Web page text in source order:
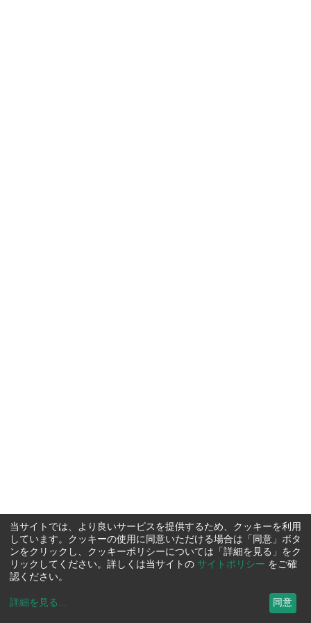
当サイトでは、より良いサービスを提供するため、クッキーを利用
しています。クッキーの使用に同意いただける場合は「同意」ボタ
ンをクリックし、クッキーポリシーについては「詳細を見る」をク
リックしてください。詳しくは当サイトの サイトポリシー をご確
認ください。
詳細を見る ... 同意